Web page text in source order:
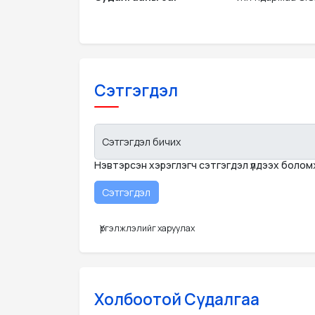
Сэтгэгдэл
Сэтгэгдэл бичих
Нэвтэрсэн хэрэглэгч сэтгэгдэл үлдээх
Үргэлжлэлийг харуулах
Холбоотой Судалгаа